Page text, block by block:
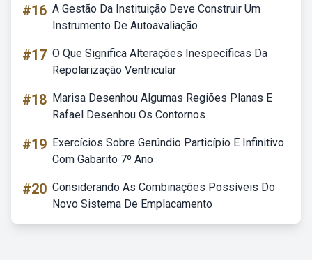
#16 A Gestão Da Instituição Deve Construir Um
Instrumento De Autoavaliação
#17 O Que Significa Alterações Inespecíficas Da
Repolarização Ventricular
#18 Marisa Desenhou Algumas Regiões Planas E
Rafael Desenhou Os Contornos
#19 Exercícios Sobre Gerúndio Particípio E Infinitivo
Com Gabarito 7º Ano
#20 Considerando As Combinações Possíveis Do
Novo Sistema De Emplacamento